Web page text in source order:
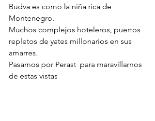
Budva es como la niña rica de
Montenegro.
Muchos complejos hoteleros, puertos
repletos de yates millonarios en sus
amarres.
Pasamos por Perast  para maravillarnos
de estas vistas